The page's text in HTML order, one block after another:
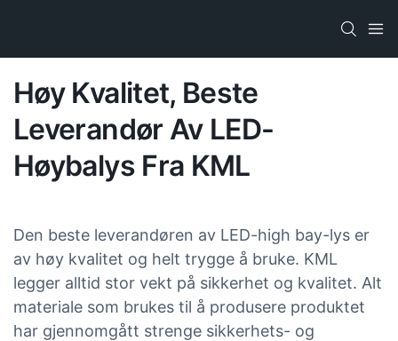
Høy Kvalitet, Beste
Leverandør Av LED-
Høybalys Fra KML
Den beste leverandøren av LED-high bay-lys er
av høy kvalitet og helt trygge å bruke. KML
legger alltid stor vekt på sikkerhet og kvalitet. Alt
materiale som brukes til å produsere produktet
har gjennomgått strenge sikkerhets- og